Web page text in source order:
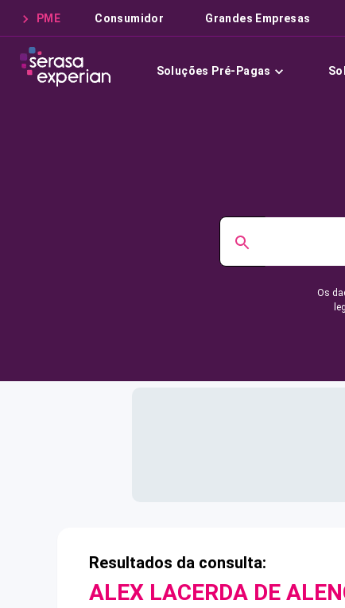
PME Consumidor Grandes Empresas
Soluções Pré-Pagas
Os
Resultados da consulta:
ALEX LACERDA DE